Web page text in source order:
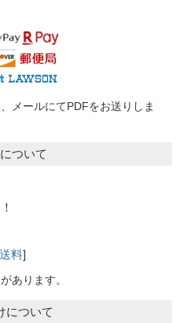
メールにてPDFをお送りしま
ついて
料]
あります。
について